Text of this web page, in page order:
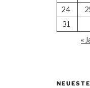
24
31
«